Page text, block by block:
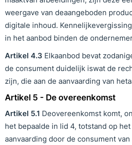
weergave van deaangeboden
digitale inhoud.
in het aanbod binden de
Artikel 4.3 Elkaanbod bevat
de consument duidelijk iswat de
zijn, die aan de aanvaarding van
Artikel 5 - De overeenkomst
Artikel 5.1 Deovereenkomst komt,
het bepaalde in lid 4, totstand op
aanvaarding door de consument